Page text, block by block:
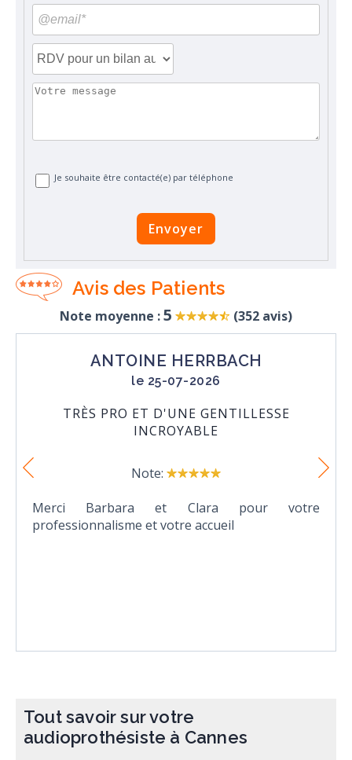
Je souhaite être contacté(e) par téléphone
Envoyer
Avis des Patients
Note moyenne :5 (352 avis)
ANTOINE HERRBACH
le 25-07-2026
TRÈS PRO ET D'UNE GENTILLESSE
INCROYABLE
Note:
Merci Barbara et Clara pour votre
professionnalisme et votre accueil
Tout savoir sur votre
audioprothésiste à Cannes